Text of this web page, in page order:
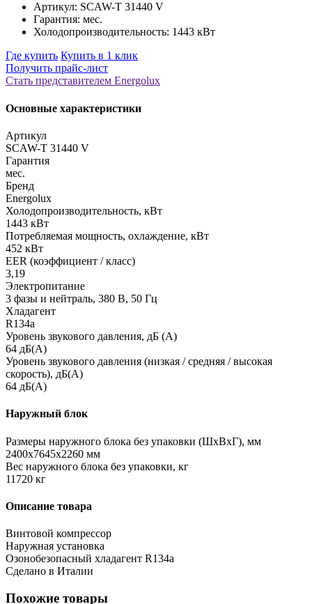
Артикул: SCAW-T 31440 V
Гарантия: мес.
Холодопроизводительность: 1443 кВт
Где купить Купить в 1 клик
Получить прайс-лист
Стать представителем Еnergolux
Основные характеристики
Артикул
SCAW-T 31440 V
Гарантия
мес.
Бренд
Energolux
Холодопроизводительность, кВт
1443 кВт
Потребляемая мощность, охлаждение, кВт
452 кВт
EER (коэффициент / класс)
3,19
Электропитание
3 фазы и нейтраль, 380 В, 50 Гц
Хладагент
R134a
Уровень звукового давления, дБ (А)
64 дБ(А)
Уровень звукового давления (низкая / средняя / высокая
скорость), дБ(А)
64 дБ(А)
Наружный блок
Размеры наружного блока без упаковки (ШхВхГ), мм
2400x7645x2260 мм
Вес наружного блока без упаковки, кг
11720 кг
Описание товара
Винтовой компрессор
Наружная установка
Озонобезопасный хладагент R134a
Сделано в Италии
Похожие товары